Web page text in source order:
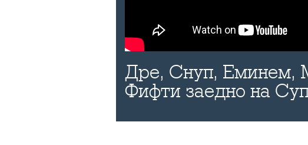
Дре, Снуп, Еминем,
Фифти заедно на